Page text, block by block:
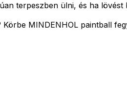
terpeszben ülni, és ha
MINDENHOL paintball